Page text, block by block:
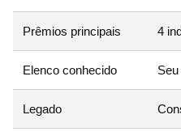
Prêmios principais 4
Elenco conhecido
Legado